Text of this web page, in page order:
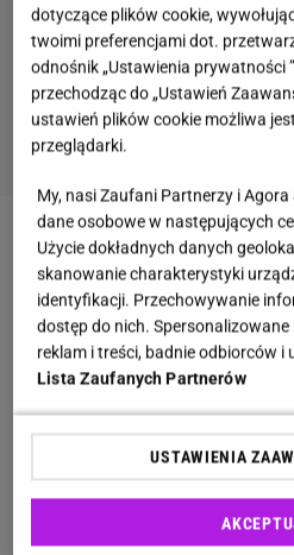
Quiz wiedzy. 80%
poniedziałkowej
Potężny quiz
dotrze chociaż do
Quiz: Te kobiety
Ile o nich wiesz?
dotyczące plików cookie,
twoimi preferencjami dot.
odnośnik „Ustawienia prywatności
przechodząc do „Ustawień
ustawień plików cookie możliwa
przeglądarki.
My, nasi Zaufani Partnerzy i
dane osobowe w następujących
Użycie dokładnych danych
skanowanie charakterystyki
identyfikacji. Przechowywanie
dostęp do nich.
reklam i treści, badnie odbiorców i
Lista Zaufanych Partnerów
USTAWIENIA